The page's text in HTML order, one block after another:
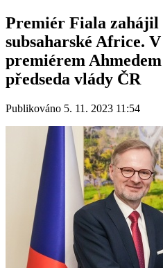
Premiér Fiala zahájil
subsaharské Africe.
premiérem
předseda vlády ČR
Publikováno 5. 11. 2023 11:54